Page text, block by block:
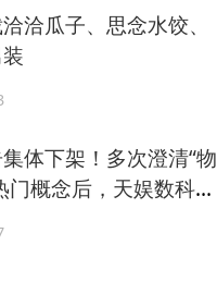
洽瓜子、思念水饺、
体下架！多次澄清“物
门概念后，天娱数科跌